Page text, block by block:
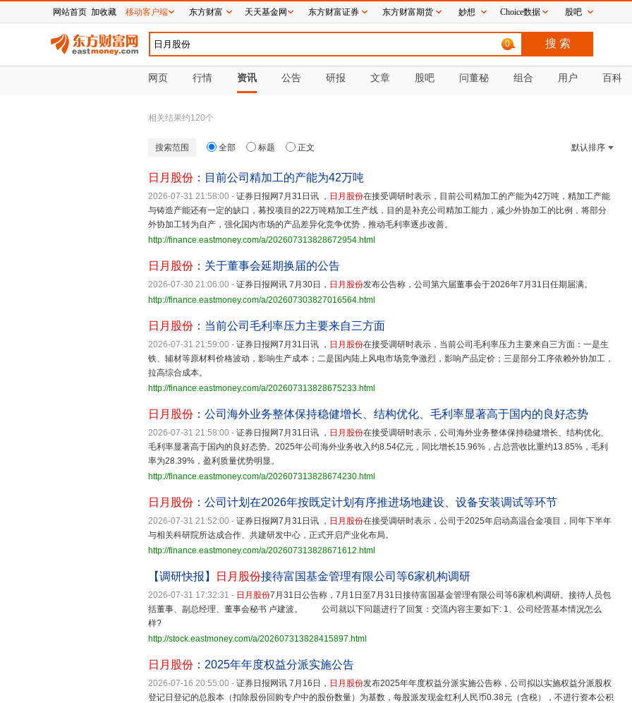
0
网页 行情 资讯 公告 研报 文章 股吧 问董秘 组合 用户 百科
相关结果约120个
搜索范围 全部 标题 正文 默认排序
日月股份 ：目前公司精加工的产能为42万吨
2026-07-31 21:58:00 - 证券日报网7月31日讯 ， 日月股份在接受调研时表示，目前公司精加工的产能为42万吨，精加工产能
与铸造产能还有一定的缺口，募投项目的22万吨精加工生产线，目的是补充公司精加工能力，减少外协加工的比例，将部分
外协加工转为自产，强化国内市场的产品差异化竞争优势，推动毛利率逐步改善。
http://finance.eastmoney.com/a/202607313828672954.html
日月股份 ：关于董事会延期换届的公告
2026-07-30 21:06:00 - 证券日报网讯 7月30日， 日月股份发布公告称，公司第六届董事会于2026年7月31日任期届满。
http://finance.eastmoney.com/a/202607303827016564.html
日月股份 ：当前公司毛利率压力主要来自三方面
2026-07-31 21:59:00 - 证券日报网7月31日讯 ， 日月股份在接受调研时表示，当前公司毛利率压力主要来自三方面：一是生
铁、辅材等原材料价格波动，影响生产成本；二是国内陆上风电市场竞争激烈，影响产品定价；三是部分工序依赖外协加工，
拉高综合成本。
http://finance.eastmoney.com/a/202607313828675233.html
日月股份 ：公司海外业务整体保持稳健增长、结构优化、毛利率显著高于国内的良好态势
2026-07-31 21:58:00 - 证券日报网7月31日讯 ， 日月股份在接受调研时表示，公司海外业务整体保持稳健增长、结构优化、
毛利率显著高于国内的良好态势。2025年公司海外业务收入约8.54亿元，同比增长15.96%，占总营收比重约13.85%，毛利
率为28.39%，盈利质量优势明显。
http://finance.eastmoney.com/a/202607313828674230.html
日月股份 ：公司计划在2026年按既定计划有序推进场地建设、设备安装调试等环节
2026-07-31 21:52:00 - 证券日报网7月31日讯 ， 日月股份在接受调研时表示，公司于2025年启动高温合金项目，同年下半年
与相关科研院所达成合作、共建研发中心，正式开启产业化布局。
http://finance.eastmoney.com/a/202607313828671612.html
【调研快报】 日月股份接待富国基金管理有限公司等6家机构调研
2026-07-31 17:32:31 - 日月股份7月31日公告称，7月1日至7月31日接待富国基金管理有限公司等6家机构调研。接待人员包
括董事、副总经理、董事会秘书 卢建波。 公司就以下问题进行了回复：交流内容主要如下: 1、公司经营基本情况怎么
样?
http://stock.eastmoney.com/a/202607313828415897.html
日月股份 ：2025年年度权益分派实施公告
2026-07-16 20:55:00 - 证券日报网讯 7月16日， 日月股份发布2025年年度权益分派实施公告称，公司拟以实施权益分派股权
登记日登记的总股本（扣除股份回购专户中的股份数量）为基数，每股派发现金红利人民币0.38元（含税），不进行资本公积
网站首页 加收藏 移动客户端 东方财富 天天基金网 东方财富证券 东方财富期货 妙想 Choice数据 股吧